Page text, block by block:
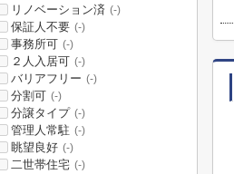
リノベーション済 (-)
保証人不要 (-)
事務所可 (-)
２人入居可 (-)
バリアフリー (-)
分割可 (-)
分譲タイプ (-)
管理人常駐 (-)
眺望良好 (-)
二世帯住宅 (-)